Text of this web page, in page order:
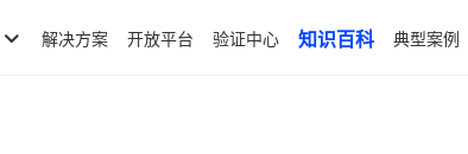
解决方案 开放平台 验证中心 知识百科 典型案例